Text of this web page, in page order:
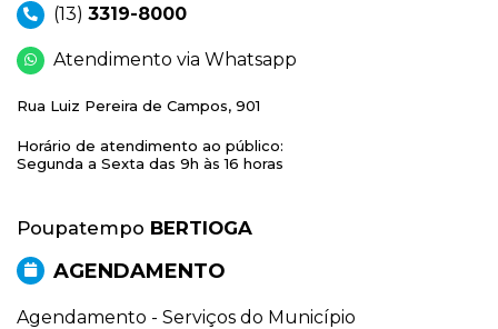
(13) 3319-8000
Atendimento via Whatsapp
Rua Luiz Pereira de Campos, 901
Horário de atendimento ao público:
Segunda a Sexta das 9h às 16 horas
Poupatempo BERTIOGA
AGENDAMENTO
Agendamento - Serviços do Município